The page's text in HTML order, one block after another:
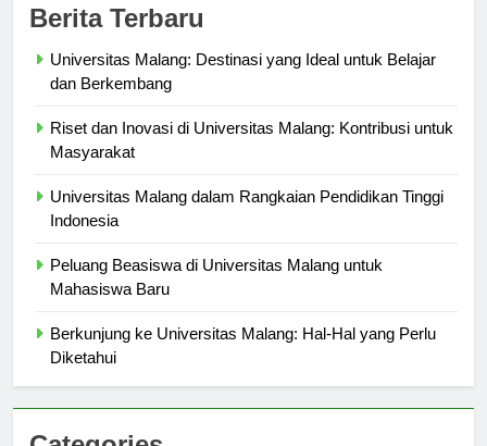
Universitas Malang: Destinasi yang Ideal untuk Belajar
Riset dan Inovasi di Universitas Malang: Kontribusi untuk
Universitas Malang dalam Rangkaian Pendidikan Tinggi
Peluang Beasiswa di Universitas Malang untuk
Berkunjung ke Universitas Malang: Hal-Hal yang Perlu